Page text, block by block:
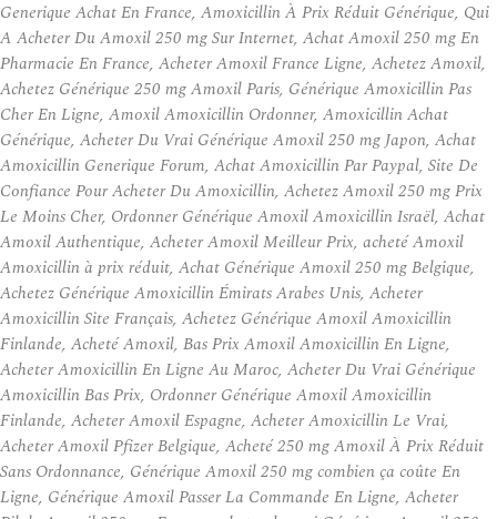
Generique Achat En France, Amoxicillin À Prix Réduit Générique, Qui
A Acheter Du Amoxil 250 mg Sur Internet, Achat Amoxil 250 mg En
Pharmacie En France, Acheter Amoxil France Ligne, Achetez Amoxil,
Achetez Générique 250 mg Amoxil Paris, Générique Amoxicillin Pas
Cher En Ligne, Amoxil Amoxicillin Ordonner, Amoxicillin Achat
Générique, Acheter Du Vrai Générique Amoxil 250 mg Japon, Achat
Amoxicillin Generique Forum, Achat Amoxicillin Par Paypal, Site De
Confiance Pour Acheter Du Amoxicillin, Achetez Amoxil 250 mg Prix
Le Moins Cher, Ordonner Générique Amoxil Amoxicillin Israël, Achat
Amoxil Authentique, Acheter Amoxil Meilleur Prix, acheté Amoxil
Amoxicillin à prix réduit, Achat Générique Amoxil 250 mg Belgique,
Achetez Générique Amoxicillin Émirats Arabes Unis, Acheter
Amoxicillin Site Français, Achetez Générique Amoxil Amoxicillin
Finlande, Acheté Amoxil, Bas Prix Amoxil Amoxicillin En Ligne,
Acheter Amoxicillin En Ligne Au Maroc, Acheter Du Vrai Générique
Amoxicillin Bas Prix, Ordonner Générique Amoxil Amoxicillin
Finlande, Acheter Amoxil Espagne, Acheter Amoxicillin Le Vrai,
Acheter Amoxil Pfizer Belgique, Acheté 250 mg Amoxil À Prix Réduit
Sans Ordonnance, Générique Amoxil 250 mg combien ça coûte En
Ligne, Générique Amoxil Passer La Commande En Ligne, Acheter